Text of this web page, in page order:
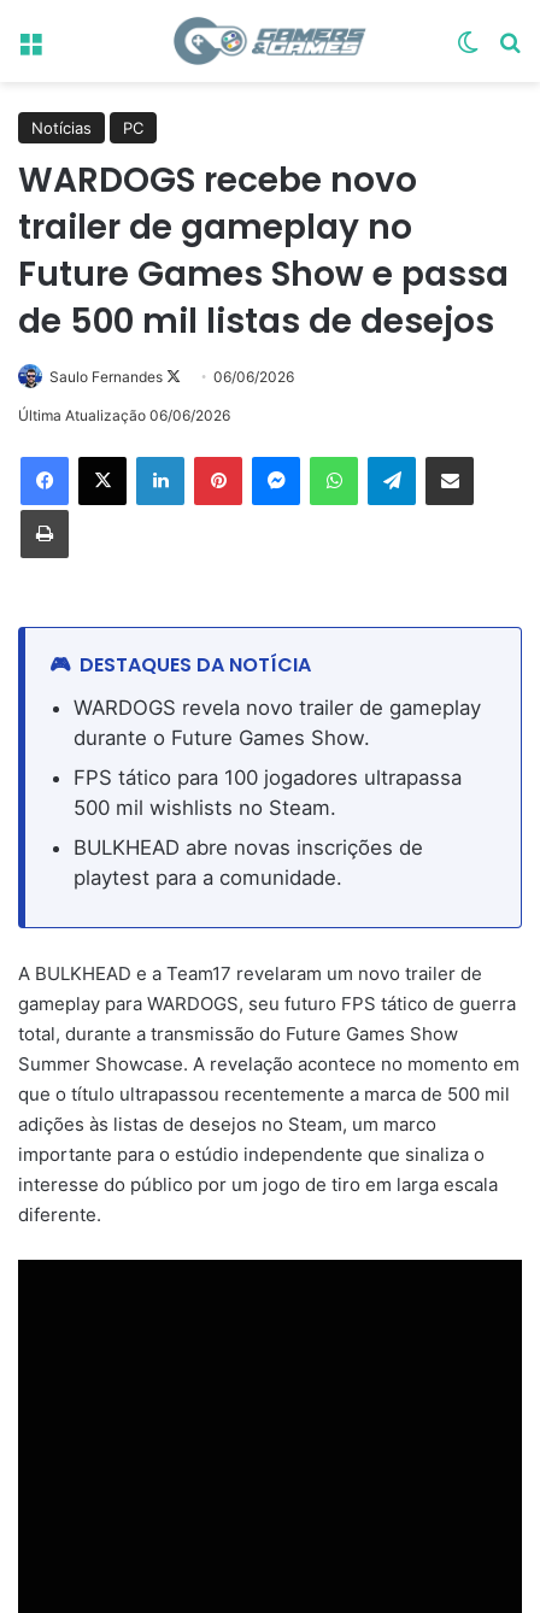
Menu
Notícias PC
WARDOGS recebe novo
trailer de gameplay no
Future Games Show e passa
de 500 mil listas de desejos
Saulo Fernandes
Follow
on
06/06/2026
Última Atualização 06/06/2026
LinkedinPinterestMessengerWhatsAppTelegramCompartilhar via e-mail
Imprimir
DESTAQUES DA NOTÍCIA
WARDOGS revela novo trailer de gameplay
durante o Future Games Show.
FPS tático para 100 jogadores ultrapassa
500 mil wishlists no Steam.
BULKHEAD abre novas inscrições de
playtest para a comunidade.
A BULKHEAD e a Team17 revelaram um novo trailer de
gameplay para WARDOGS, seu futuro FPS tático de guerra
total, durante a transmissão do Future Games Show
Summer Showcase. A revelação acontece no momento em
que o título ultrapassou recentemente a marca de 500 mil
adições às listas de desejos no Steam, um marco
importante para o estúdio independente que sinaliza o
interesse do público por um jogo de tiro em larga escala
diferente.